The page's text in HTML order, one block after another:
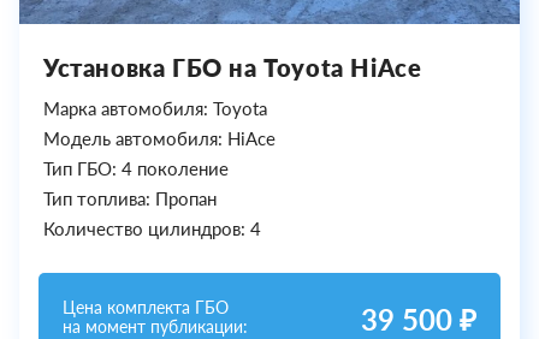
Установка ГБО на Toyota HiAce
Марка автомобиля: Toyota
Модель автомобиля: HiAce
Тип ГБО: 4 поколение
Тип топлива: Пропан
Количество цилиндров: 4
Цена комплекта ГБО
на момент публикации:
39 500 ₽